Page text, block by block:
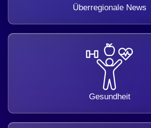
Überregionale News
Gesundheit